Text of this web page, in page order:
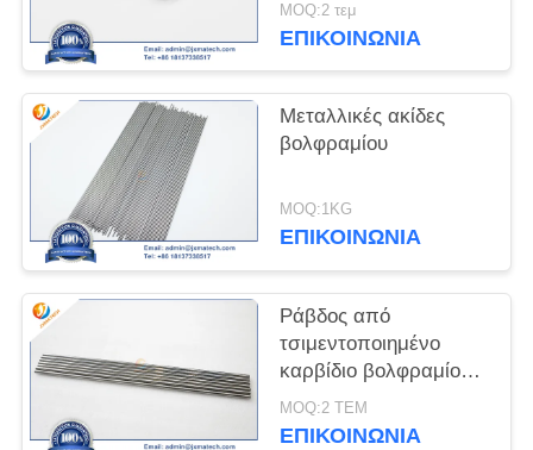
MOQ:2 τεμ
ΕΠΙΚΟΙΝΩΝΊΑ
Μεταλλικές ακίδες
βολφραμίου
MOQ:1KG
ΕΠΙΚΟΙΝΩΝΊΑ
Ράβδος από
τσιμεντοποιημένο
καρβίδιο βολφραμίου
YG8
MOQ:2 ΤΕΜ
ΕΠΙΚΟΙΝΩΝΊΑ